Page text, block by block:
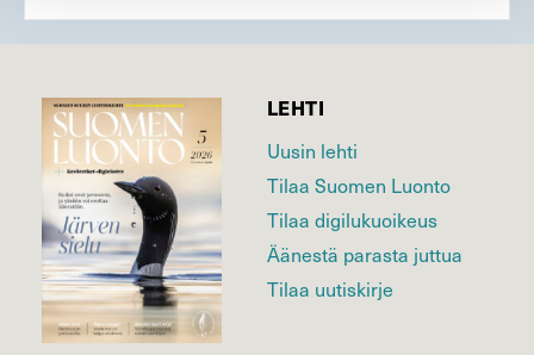
LEHTI
Uusin lehti
Tilaa Suomen Luonto
Tilaa digilukuoikeus
Äänestä parasta juttua
Tilaa uutiskirje